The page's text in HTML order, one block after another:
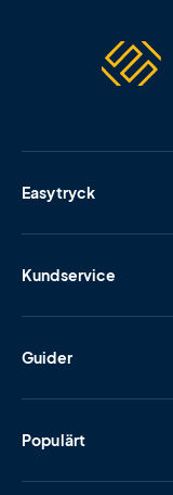
Easytryck
Kundservice
Guider
Populärt